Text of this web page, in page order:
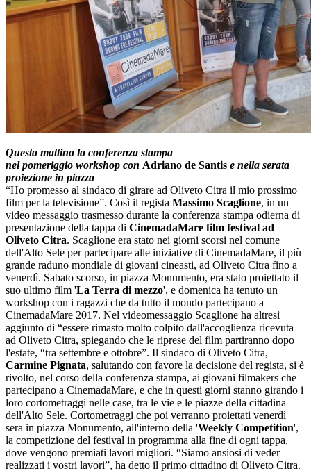
Questa mattina la conferenza stampa
nel pomeriggio workshop con Adriano de Santis e nella serata
proiezione in piazza
“Ho promesso al sindaco di girare ad Oliveto Citra il mio prossimo
film per la televisione”. Così il regista Massimo Scaglione, in un
video messaggio trasmesso durante la conferenza stampa odierna di
presentazione della tappa di CinemadaMare film festival ad
Oliveto Citra. Scaglione era stato nei giorni scorsi nel comune
dell'Alto Sele per partecipare alle iniziative di CinemadaMare, il più
grande raduno mondiale di giovani cineasti, ad Oliveto Citra fino a
venerdì. Sabato scorso, in piazza Monumento, era stato proiettato il
suo ultimo film 'La Terra di mezzo', e domenica ha tenuto un
workshop con i ragazzi che da tutto il mondo partecipano a
CinemadaMare 2017. Nel videomessaggio Scaglione ha altresì
aggiunto di “essere rimasto molto colpito dall'accoglienza ricevuta
ad Oliveto Citra, spiegando che le riprese del film partiranno dopo
l'estate, “tra settembre e ottobre”. Il sindaco di Oliveto Citra,
Carmine Pignata, salutando con favore la decisione del regista, si è
rivolto, nel corso della conferenza stampa, ai giovani filmakers che
partecipano a CinemadaMare, e che in questi giorni stanno girando i
loro cortometraggi nelle case, tra le vie e le piazze della cittadina
dell'Alto Sele. Cortometraggi che poi verranno proiettati venerdì
sera in piazza Monumento, all'interno della 'Weekly Competition',
la competizione del festival in programma alla fine di ogni tappa,
dove vengono premiati lavori migliori. “Siamo ansiosi di veder
realizzati i vostri lavori”, ha detto il primo cittadino di Oliveto Citra.